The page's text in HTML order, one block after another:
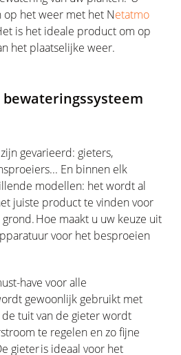
het weer met het Netatmo
is het ideale product om op
het plaatselijke weer.
gevarieerd: gieters,
En binnen elk
modellen: het wordt al
juiste product te vinden voor
Hoe maakt u uw keuze uit
voor het besproeien
have voor alle
gewoonlijk gebruikt met
tuit van de gieter wordt
te regelen en zo fijne
gieter is ideaal voor het